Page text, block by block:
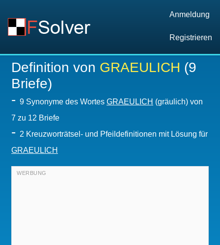
Anmeldung
Registrieren
Definition von GRAEULICH (9
Briefe)
- 9 Synonyme des Wortes GRAEULICH (gräulich) von
7 zu 12 Briefe
- 2 Kreuzworträtsel- und Pfeildefinitionen mit Lösung für
GRAEULICH